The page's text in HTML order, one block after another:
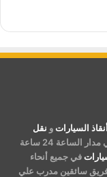
السيارات و نقل
والمعدات ولدينا اسطول سيارات يعمل علي مدار الساعة 24 ساعة
في جميع أنحاء
فريق سائقين مدرب علي